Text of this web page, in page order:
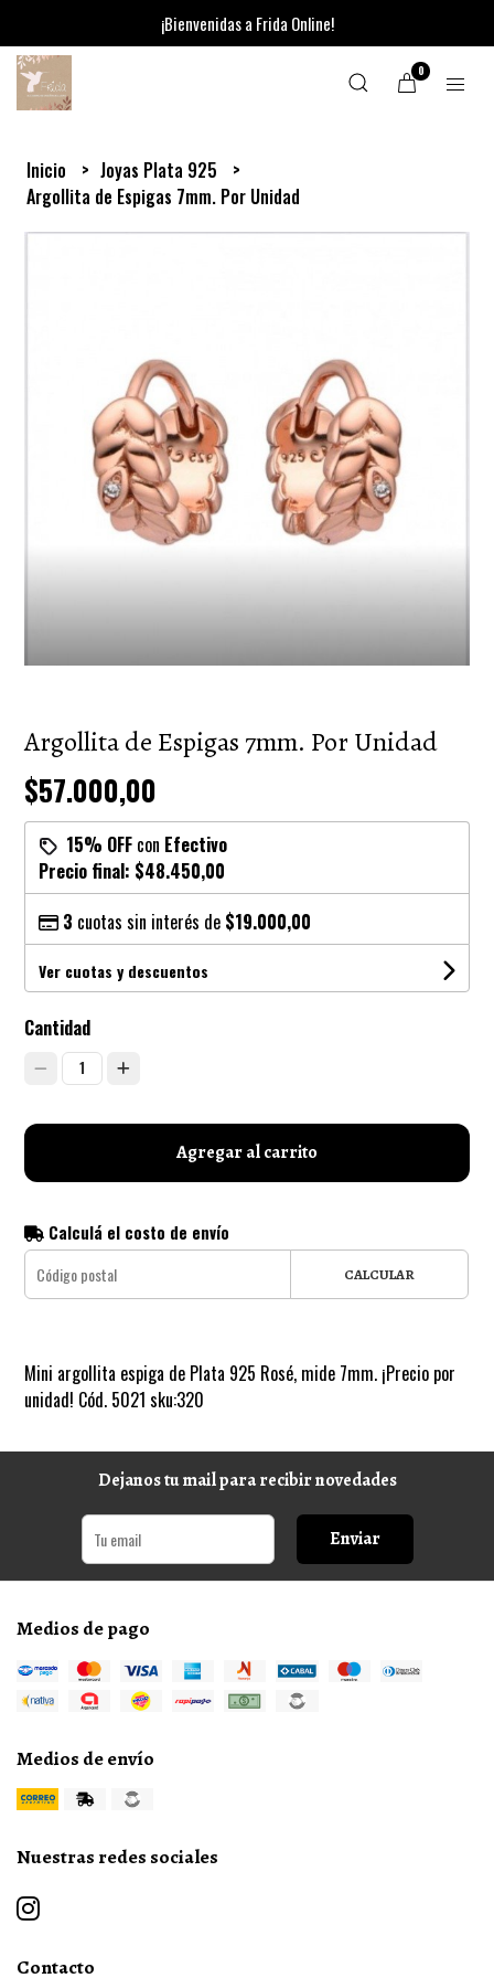
¡Bienvenidas a Frida Online!
0
Inicio
Joyas Plata 925
Argollita de Espigas 7mm. Por Unidad
Argollita de Espigas 7mm. Por Unidad
$57.000,00
15% OFF con Efectivo
Precio final: $48.450,00
3 cuotas sin interés de $19.000,00
Ver cuotas y descuentos
Cantidad
1
Agregar al carrito
Calculá el costo de envío
CALCULAR
Mini argollita espiga de Plata 925 Rosé, mide 7mm. ¡Precio por
unidad! Cód. 5021 sku:320
Dejanos tu mail para recibir novedades
Enviar
Medios de pago
Medios de envío
Nuestras redes sociales
Contacto